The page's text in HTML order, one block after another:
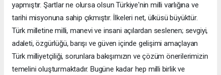
yapmıştır. Şartlar ne olursa olsun Türkiye'nin milli varlığına ve
tarihi misyonuna sahip çıkmıştır. İlkeleri net, ülküsü büyüktür.
Türk milletine milli, manevi ve insani açılardan seslenen; sevgiyi,
adaleti, özgürlüğü, barışı ve güven içinde gelişimi amaçlayan
Türk milliyetçiliği, sorunlara bakışımızın ve çözüm önerilerimizin
temelini oluşturmaktadır. Bugüne kadar hep milli birlik ve